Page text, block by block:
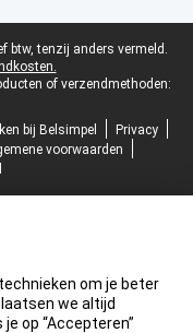
btw, tenzij anders vermeld.
of verzendmethoden:
bij Belsimpel
Privacy
voorwaarden
om je beter
we altijd
op “Accepteren”